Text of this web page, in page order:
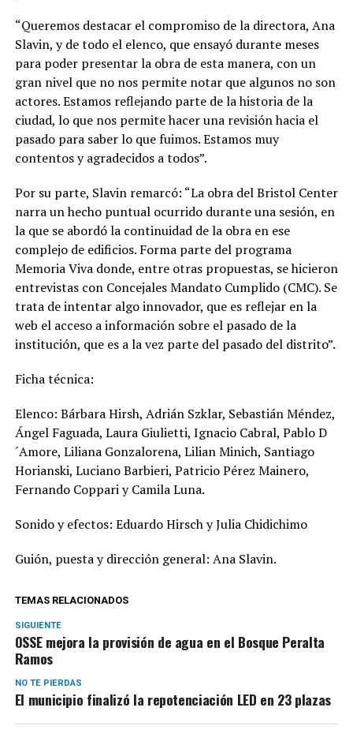
“Queremos destacar el compromiso de la directora, Ana
Slavin, y de todo el elenco, que ensayó durante meses
para poder presentar la obra de esta manera, con un
gran nivel que no nos permite notar que algunos no son
actores. Estamos reflejando parte de la historia de la
ciudad, lo que nos permite hacer una revisión hacia el
pasado para saber lo que fuimos. Estamos muy
contentos y agradecidos a todos”.
Por su parte, Slavin remarcó: “La obra del Bristol Center
narra un hecho puntual ocurrido durante una sesión, en
la que se abordó la continuidad de la obra en ese
complejo de edificios. Forma parte del programa
Memoria Viva donde, entre otras propuestas, se hicieron
entrevistas con Concejales Mandato Cumplido (CMC). Se
trata de intentar algo innovador, que es reflejar en la
web el acceso a información sobre el pasado de la
institución, que es a la vez parte del pasado del distrito”.
Ficha técnica:
Elenco: Bárbara Hirsh, Adrián Szklar, Sebastián Méndez,
Ángel Faguada, Laura Giulietti, Ignacio Cabral, Pablo D
´Amore, Liliana Gonzalorena, Lilian Minich, Santiago
Horianski, Luciano Barbieri, Patricio Pérez Mainero,
Fernando Coppari y Camila Luna.
Sonido y efectos: Eduardo Hirsch y Julia Chidichimo
Guión, puesta y dirección general: Ana Slavin.
TEMAS RELACIONADOS
SIGUIENTE
OSSE mejora la provisión de agua en el Bosque Peralta
Ramos
NO TE PIERDAS
El municipio finalizó la repotenciación LED en 23 plazas